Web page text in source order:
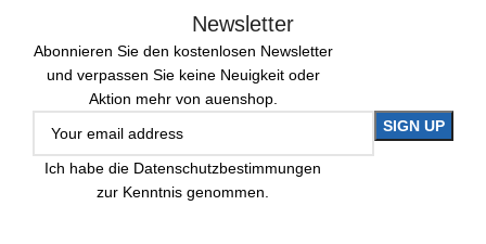
Newsletter
Abonnieren Sie den kostenlosen Newsletter
und verpassen Sie keine Neuigkeit oder
Aktion mehr von auenshop.
Ich habe die Datenschutzbestimmungen
zur Kenntnis genommen.